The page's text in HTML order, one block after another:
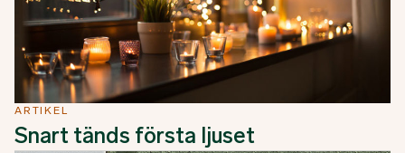
ARTIKEL
Snart tänds första ljuset